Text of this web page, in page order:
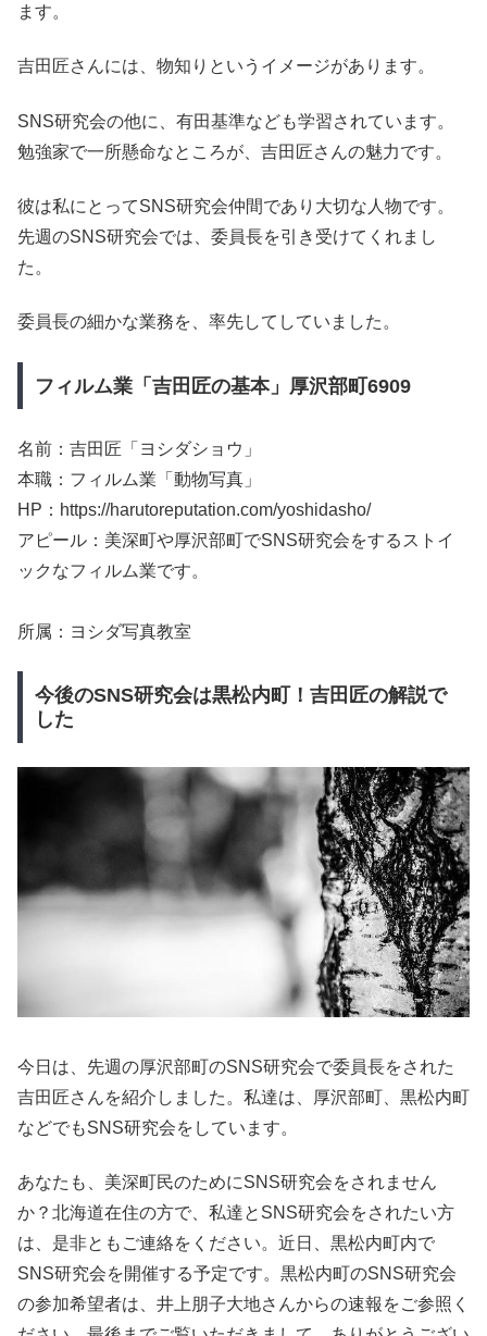
ます。
吉田匠さんには、物知りというイメージがあります。
SNS研究会の他に、有田基準なども学習されています。
勉強家で一所懸命なところが、吉田匠さんの魅力です。
彼は私にとってSNS研究会仲間であり大切な人物です。
先週のSNS研究会では、委員長を引き受けてくれまし
た。
委員長の細かな業務を、率先してしていました。
フィルム業「吉田匠の基本」厚沢部町6909
名前：吉田匠「ヨシダショウ」
本職：フィルム業「動物写真」
HP：https://harutoreputation.com/yoshidasho/
アピール：美深町や厚沢部町でSNS研究会をするストイ
ックなフィルム業です。
所属：ヨシダ写真教室
今後のSNS研究会は黒松内町！吉田匠の解説で
した
今日は、先週の厚沢部町のSNS研究会で委員長をされた
吉田匠さんを紹介しました。私達は、厚沢部町、黒松内町
などでもSNS研究会をしています。
あなたも、美深町民のためにSNS研究会をされません
か？北海道在住の方で、私達とSNS研究会をされたい方
は、是非ともご連絡をください。近日、黒松内町内で
SNS研究会を開催する予定です。黒松内町のSNS研究会
の参加希望者は、井上朋子大地さんからの速報をご参照く